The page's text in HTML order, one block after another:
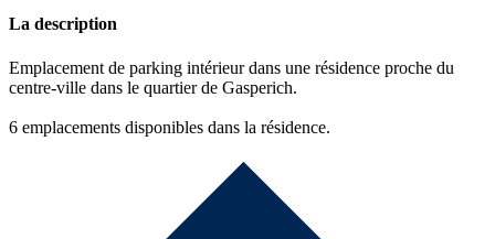
La description
Emplacement de parking intérieur dans une résidence proche du
centre-ville dans le quartier de Gasperich.
6 emplacements disponibles dans la résidence.